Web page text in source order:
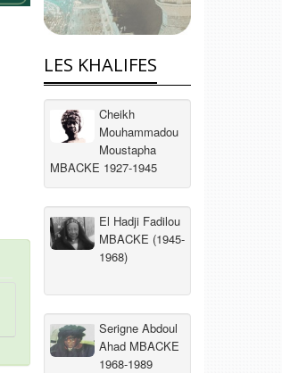
LES KHALIFES
Cheikh
Mouhammadou
Moustapha
MBACKE 1927-1945
El Hadji Fadilou
MBACKE (1945-
1968)
Serigne Abdoul
Ahad MBACKE
1968-1989